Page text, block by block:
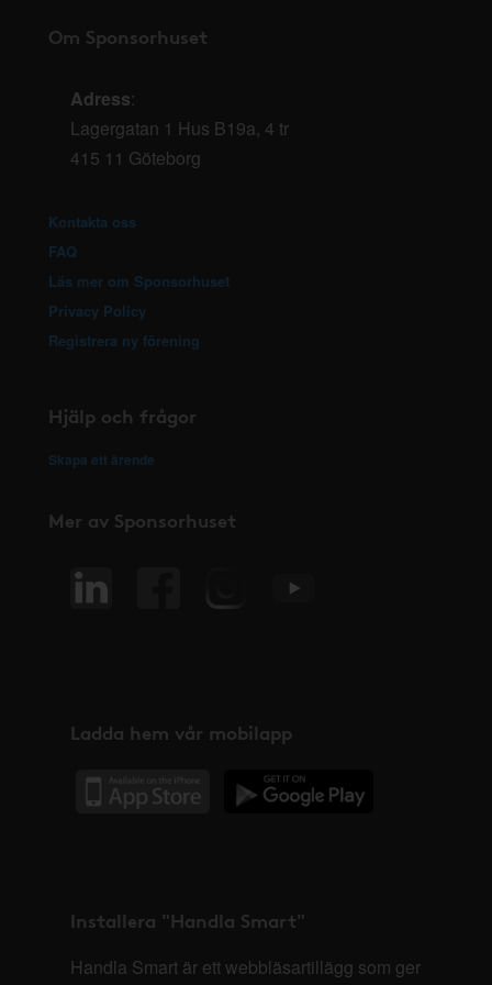
Om Sponsorhuset
Adress:
Lagergatan 1 Hus B19a, 4 tr
415 11 Göteborg
Kontakta oss
FAQ
Läs mer om Sponsorhuset
Privacy Policy
Registrera ny förening
Hjälp och frågor
Skapa ett ärende
Mer av Sponsorhuset
Ladda hem vår mobilapp
Installera "Handla Smart"
Handla Smart är ett webbläsartillägg som ger